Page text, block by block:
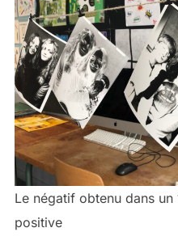
Le négatif obtenu dans un
positive